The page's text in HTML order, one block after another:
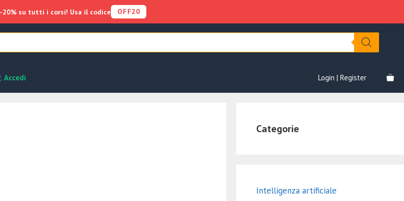
Accedi Login | Register
Categorie
Intelligenza artificiale
-20% su tutti i corsi! Usa il codice OFF20